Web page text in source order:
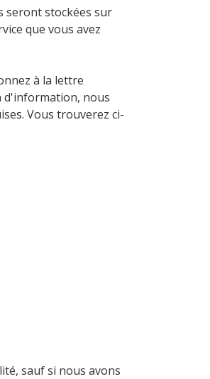
seront stockées sur
que vous avez
à la lettre
d'information, nous
Vous trouverez ci-
sauf si nous avons